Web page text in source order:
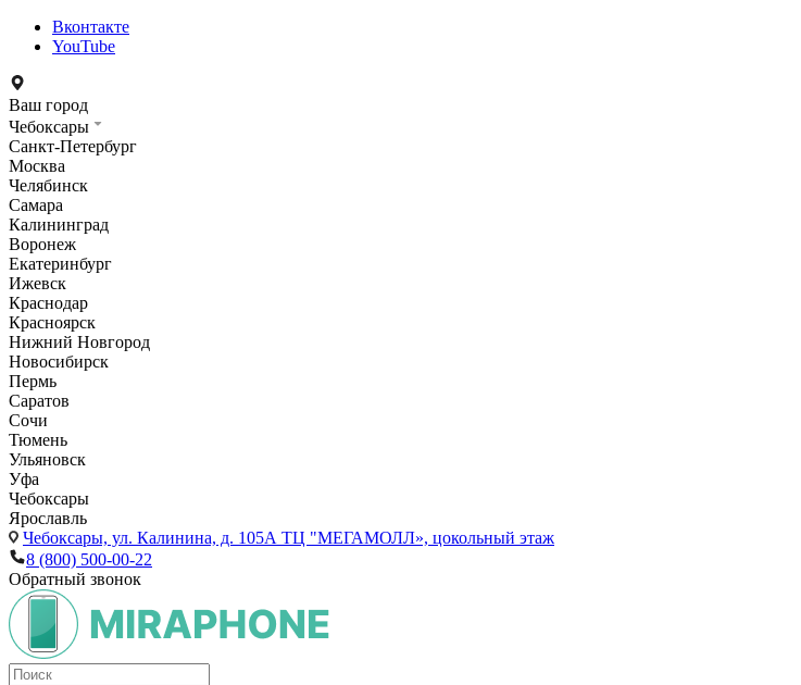
Вконтакте
YouTube
Ваш город
Чебоксары
Санкт-Петербург
Москва
Челябинск
Самара
Калининград
Воронеж
Екатеринбург
Ижевск
Краснодар
Красноярск
Нижний Новгород
Новосибирск
Пермь
Саратов
Сочи
Тюмень
Ульяновск
Уфа
Чебоксары
Ярославль
Чебоксары, ул. Калинина, д. 105А ТЦ "МЕГАМОЛЛ», цокольный этаж
8 (800) 500-00-22
Обратный звонок